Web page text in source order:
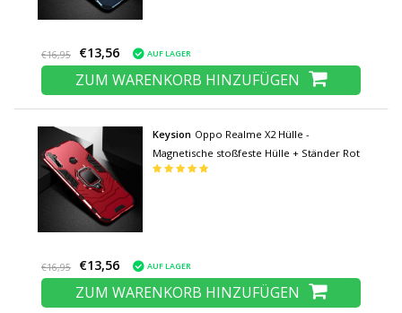
€16,95 €13,56 AUF LAGER
ZUM WARENKORB HINZUFÜGEN
Keysion Oppo Realme X2 Hülle -
Magnetische stoßfeste Hülle + Ständer Rot
€16,95 €13,56 AUF LAGER
ZUM WARENKORB HINZUFÜGEN